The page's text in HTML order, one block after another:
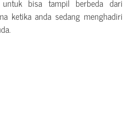
bisa tampil berbeda dari
ketika anda sedang menghadiri